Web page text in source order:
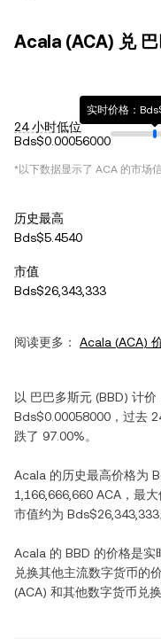
Acala (ACA) 兑
24 小时低位
Bds$0.00056000
实时价格：
*以下数据显示了 ACA 的市场信
历史最高
Bds$5.4540
市值
Bds$26,343,333
阅读更多： Acala (ACA)
以 巴巴多斯元 (BBD) 计价
Bds$0.00058000 ，过去
跌了 97.00%。
Acala 的历史最高价格为
1,166,666,660 ACA ，最
市值约为 Bds$26,343,333
Acala 的 BBD 的价格是实
兑换其他主流数字货币的
(ACA) 和其他数字货币兑